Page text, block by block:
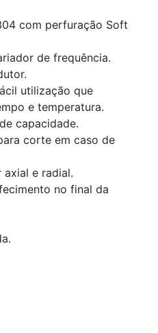
com perfuração Soft
de frequência.
utilização que
e temperatura.
capacidade.
corte em caso de
axial e radial.
no final da